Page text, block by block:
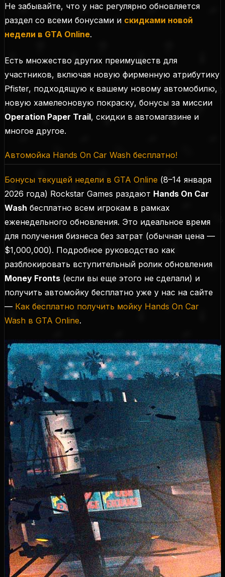
Не забывайте, что у нас регулярно обновляется
раздел со всеми бонусами и скидками новой
недели в GTA Online.
Есть множество других преимуществ для
участников, включая новую фирменную атрибутику
Pfister, подходящую к вашему новому автомобилю,
новую хамелеоновую покраску, бонусы за миссии
Operation Paper Trail, скидки в автомагазине и
многое другое.
Автомойка Hands On Car Wash бесплатно!
Бонусы текущей недели в GTA Online (8–14 января
2026 года) Rockstar Games раздают Hands On Car
Wash бесплатно всем игрокам в рамках
еженедельного обновления. Это идеальное время
для получения бизнеса без затрат (обычная цена —
$1,000,000). Подробное руководство как
разблокировать вступительный ролик обновления
Money Fronts (если вы еще этого не сделали) и
получить автомойку бесплатно уже у нас на сайте
— Как бесплатно получить мойку Hands On Car
Wash в GTA Online.